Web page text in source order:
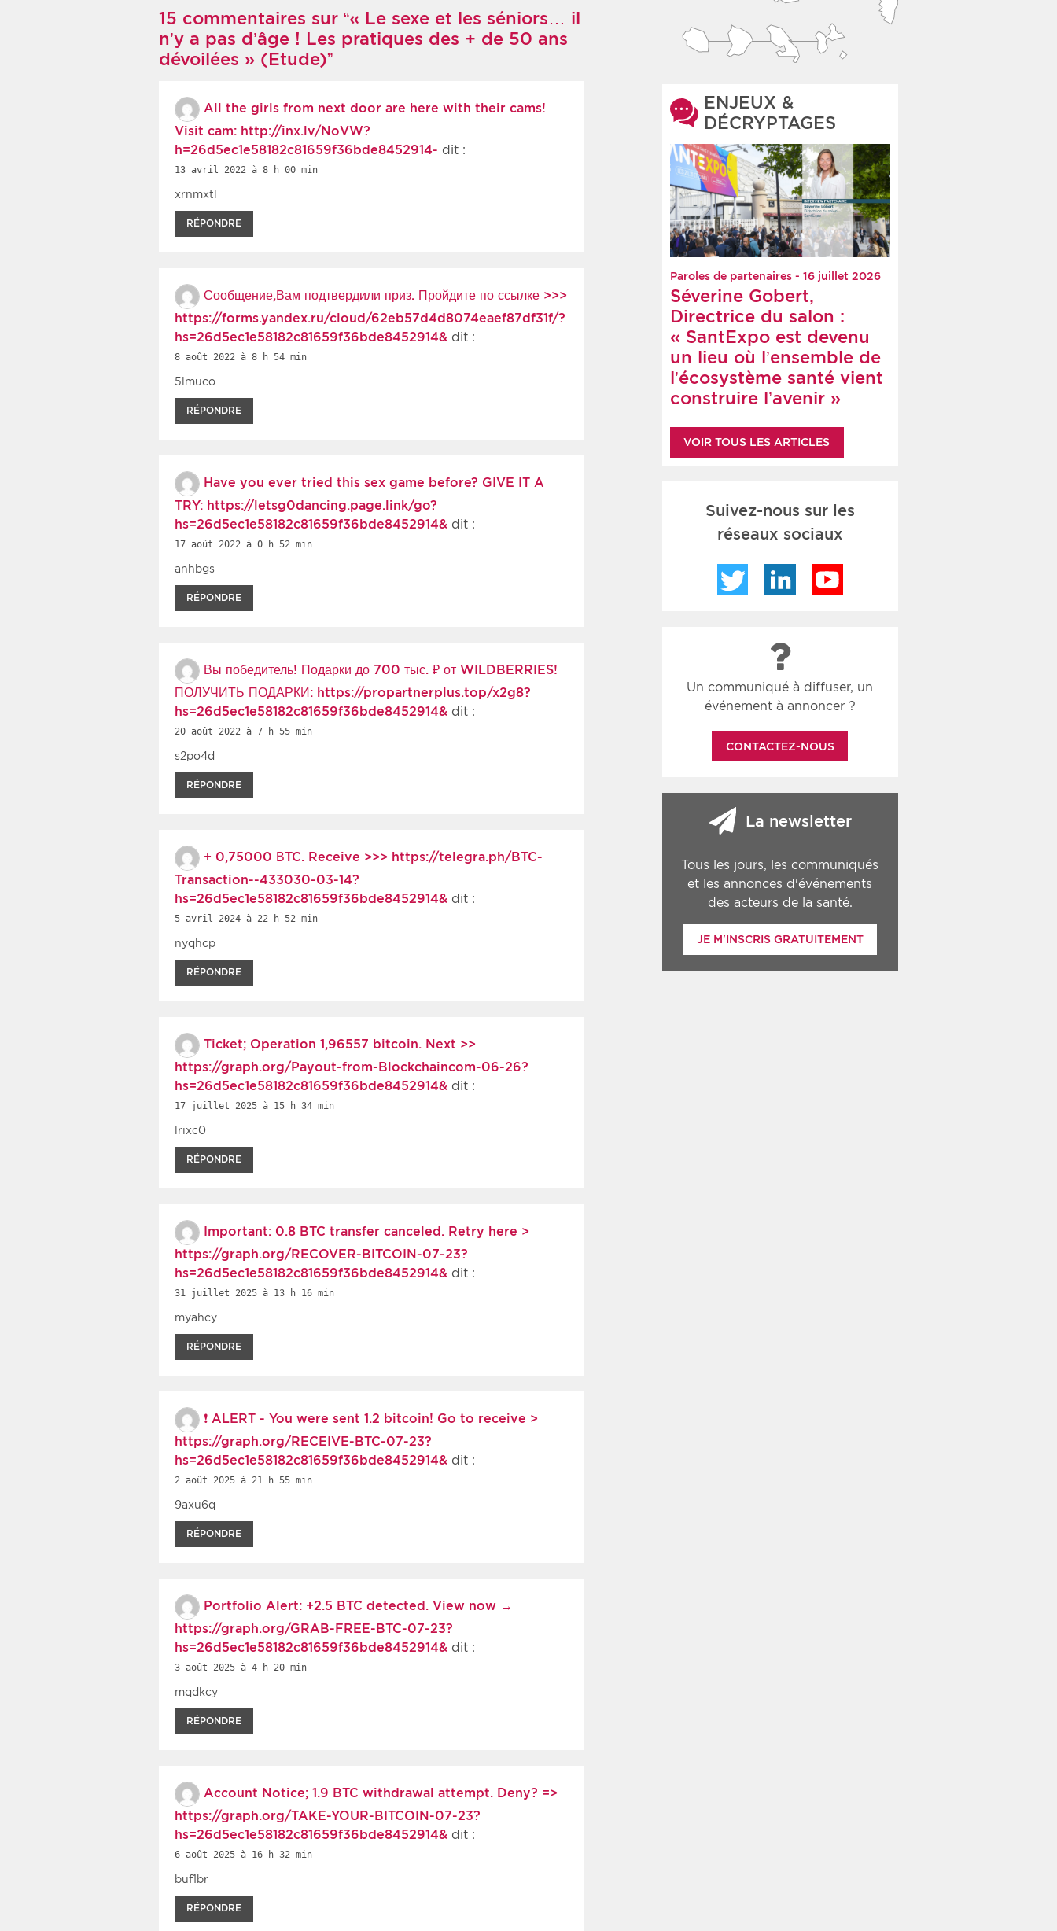
15 commentaires sur “« Le sexe et les séniors… il
n’y a pas d’âge ! Les pratiques des + de 50 ans
dévoilées » (Etude)”
All the girls from next door are here with their cams!
Visit cam: http://inx.lv/NoVW?
h=26d5ec1e58182c81659f36bde8452914- dit :
13 avril 2022 à 8 h 00 min
xrnmxtl
RÉPONDRE
Сообщение,Вам подтвердили приз. Пройдите по ссылке >>>
https://forms.yandex.ru/cloud/62eb57d4d8074eaef87df31f/?
hs=26d5ec1e58182c81659f36bde8452914& dit :
8 août 2022 à 8 h 54 min
5lmuco
RÉPONDRE
Have you ever tried this sex game before? GIVE IT A
TRY: https://letsg0dancing.page.link/go?
hs=26d5ec1e58182c81659f36bde8452914& dit :
17 août 2022 à 0 h 52 min
anhbgs
RÉPONDRE
Вы победитель! Подарки до 700 тыс. ₽ от WILDBERRIES!
ПОЛУЧИТЬ ПОДАРКИ: https://propartnerplus.top/x2g8?
hs=26d5ec1e58182c81659f36bde8452914& dit :
20 août 2022 à 7 h 55 min
s2po4d
RÉPONDRE
+ 0,75000 ВTC. Receive >>> https://telegra.ph/BTC-
Transaction--433030-03-14?
hs=26d5ec1e58182c81659f36bde8452914& dit :
5 avril 2024 à 22 h 52 min
nyqhcp
RÉPONDRE
Ticket; Operation 1,96557 bitcoin. Next >>
https://graph.org/Payout-from-Blockchaincom-06-26?
hs=26d5ec1e58182c81659f36bde8452914& dit :
17 juillet 2025 à 15 h 34 min
lrixc0
RÉPONDRE
Important: 0.8 BTC transfer canceled. Retry here >
https://graph.org/RECOVER-BITCOIN-07-23?
hs=26d5ec1e58182c81659f36bde8452914& dit :
31 juillet 2025 à 13 h 16 min
myahcy
RÉPONDRE
❗ ALERT - You were sent 1.2 bitcoin! Go to receive >
https://graph.org/RECEIVE-BTC-07-23?
hs=26d5ec1e58182c81659f36bde8452914& dit :
2 août 2025 à 21 h 55 min
9axu6q
RÉPONDRE
Portfolio Alert: +2.5 BTC detected. View now →
https://graph.org/GRAB-FREE-BTC-07-23?
hs=26d5ec1e58182c81659f36bde8452914& dit :
3 août 2025 à 4 h 20 min
mqdkcy
RÉPONDRE
Account Notice; 1.9 BTC withdrawal attempt. Deny? =>
https://graph.org/TAKE-YOUR-BITCOIN-07-23?
hs=26d5ec1e58182c81659f36bde8452914& dit :
6 août 2025 à 16 h 32 min
buf1br
RÉPONDRE
ENJEUX &
DÉCRYPTAGES
Paroles de partenaires - 16 juillet 2026
Séverine Gobert,
Directrice du salon :
« SantExpo est devenu
un lieu où l’ensemble de
l’écosystème santé vient
construire l’avenir »
VOIR TOUS LES ARTICLES
Suivez-nous sur les
réseaux sociaux
Twitter LinkedIn
Un communiqué à diffuser, un
événement à annoncer ?
CONTACTEZ-NOUS
La newsletter
Tous les jours, les communiqués
et les annonces d'événements
des acteurs de la santé.
JE M'INSCRIS GRATUITEMENT